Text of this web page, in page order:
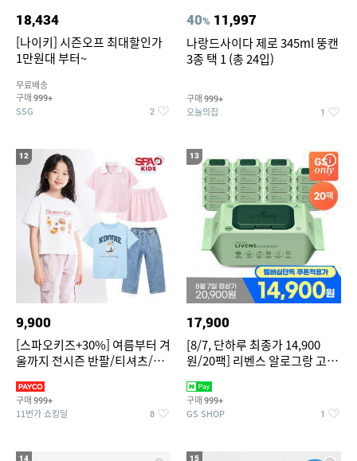
18,434
[나이키] 시즌오프 최대할인가
1만원대 부터~
무료배송
구매 999+
SSG 2
40% 11,997
나랑드사이다 제로 345ml 뚱캔
3종 택 1 (총 24입)
구매 999+
오늘의집 1
12
9,900
[스파오키즈+30%] 여름부터 겨
울까지 전시즌 반팔/티셔츠/셋
구매 999+
11번가 쇼킹딜 8
13
17,900
[8/7, 단하루 최종가 14,900
원/20팩] 리벤스 알로그랑 고평
구매 999+
GS SHOP 1
14 15